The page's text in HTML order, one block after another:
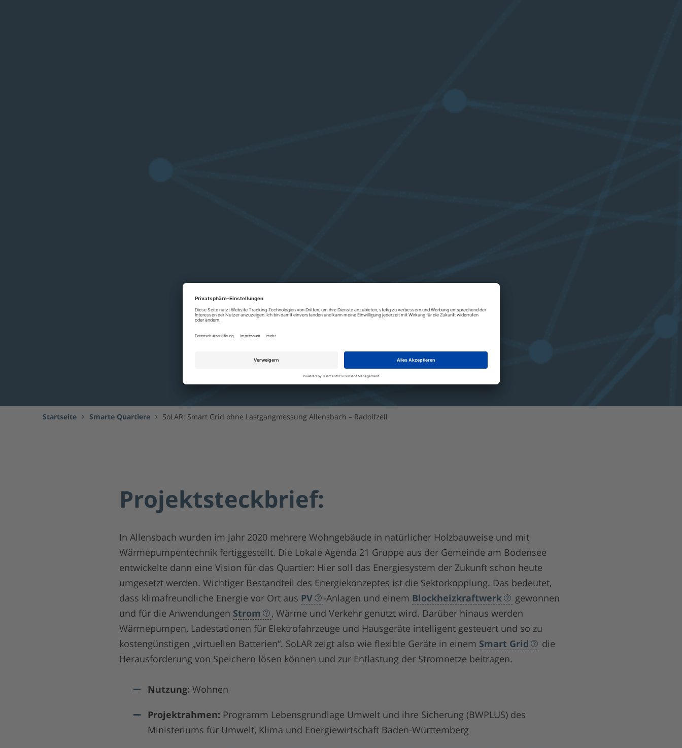
Startseite Smarte Quartiere SoLAR: Smart Grid ohne Lastgangmessung Allensbach – Radolfzell
Projektsteckbrief:
In Allensbach wurden im Jahr 2020 mehrere Wohngebäude in natürlicher Holzbauweise und mit
Wärmepumpentechnik fertiggestellt. Die Lokale Agenda 21 Gruppe aus der Gemeinde am Bodensee
entwickelte dann eine Vision für das Quartier: Hier soll das Energiesystem der Zukunft schon heute
umgesetzt werden. Wichtiger Bestandteil des Energiekonzeptes ist die Sektorkopplung. Das bedeutet,
dass klimafreundliche Energie vor Ort aus PV -Anlagen und einem Blockheizkraftwerk
gewonnen
und für die Anwendungen Strom
, Wärme und Verkehr genutzt wird. Darüber hinaus werden
Wärmepumpen, Ladestationen für Elektrofahrzeuge und Hausgeräte intelligent gesteuert und so zu
kostengünstigen „virtuellen Batterien“. SoLAR zeigt also wie flexible Geräte in einem Smart Grid
die
Herausforderung von Speichern lösen können und zur Entlastung der Stromnetze beitragen.
Nutzung:Wohnen
Projektrahmen: Programm Lebensgrundlage Umwelt und ihre Sicherung (BWPLUS) des
Ministeriums für Umwelt, Klima und Energiewirtschaft Baden-Württemberg